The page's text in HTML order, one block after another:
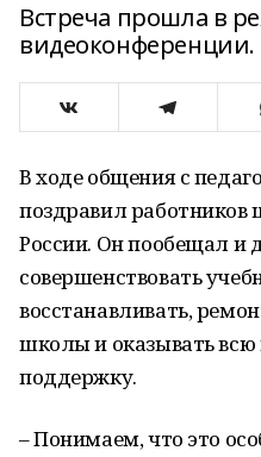
Встреча прошла в
видеоконференции.
В ходе общения с
поздравил работников
России. Он пообещал и
совершенствовать
восстанавливать,
школы и оказывать
поддержку.
– Понимаем, что это